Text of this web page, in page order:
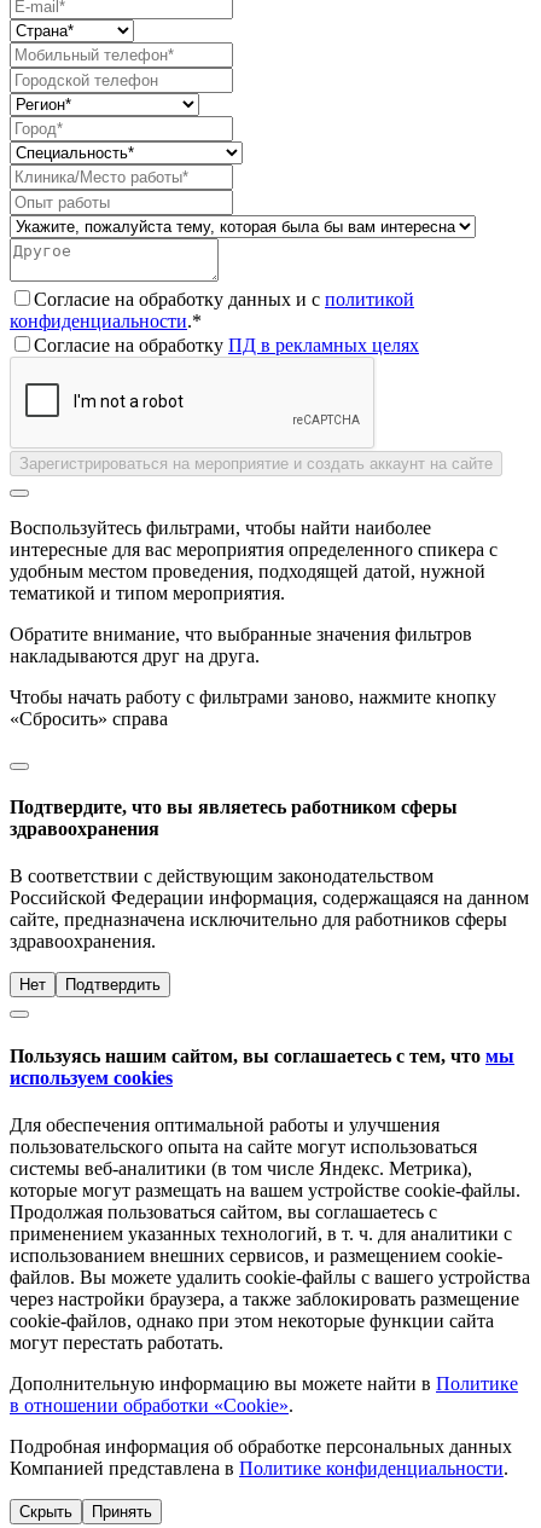
Согласие на обработку данных и с политикой
конфиденциальности.*
Согласие на обработку ПД в рекламных целях
Зарегистрироваться на мероприятие и создать аккаунт на сайте
Воспользуйтесь фильтрами, чтобы найти наиболее
интересные для вас мероприятия определенного спикера с
удобным местом проведения, подходящей датой, нужной
тематикой и типом мероприятия.
Обратите внимание, что выбранные значения фильтров
накладываются друг на друга.
Чтобы начать работу с фильтрами заново, нажмите кнопку
«Сбросить» справа
Подтвердите, что вы являетесь работником сферы
здравоохранения
В соответствии с действующим законодательством
Российской Федерации информация, содержащаяся на данном
сайте, предназначена исключительно для работников сферы
здравоохранения.
Нет Подтвердить
Пользуясь нашим сайтом, вы соглашаетесь с тем, что мы
используем cookies
Для обеспечения оптимальной работы и улучшения
пользовательского опыта на сайте могут использоваться
системы веб-аналитики (в том числе Яндекс. Метрика),
которые могут размещать на вашем устройстве cookie-файлы.
Продолжая пользоваться сайтом, вы соглашаетесь с
применением указанных технологий, в т. ч. для аналитики с
использованием внешних сервисов, и размещением cookie-
файлов. Вы можете удалить cookie-файлы с вашего устройства
через настройки браузера, а также заблокировать размещение
cookie-файлов, однако при этом некоторые функции сайта
могут перестать работать.
Дополнительную информацию вы можете найти в Политике
в отношении обработки «Cookie».
Подробная информация об обработке персональных данных
Компанией представлена в Политике конфиденциальности.
Скрыть Принять